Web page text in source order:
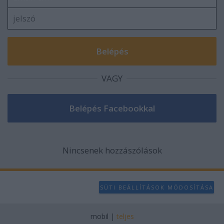
VAGY
Nincsenek hozzászólások
SÜTI BEÁLLÍTÁSOK MÓDOSÍTÁSA
mobil | teljes